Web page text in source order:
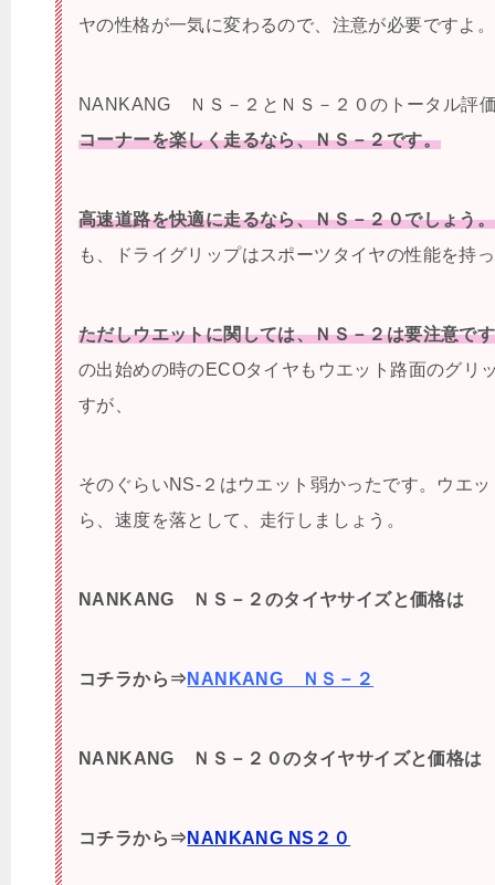
ヤの性格が一気に変わるので、注意が必要ですよ。
NANKANG ＮＳ－２とＮＳ－２０のトータル評
コーナーを楽しく走るなら、ＮＳ－２です。
高速道路を快適に走るなら、ＮＳ－２０でしょう。
も、ドライグリップはスポーツタイヤの性能を持
ただしウエットに関しては、ＮＳ－２は要注意で
の出始めの時のECOタイヤもウエット路面のグリ
すが、
そのぐらいNS-２はウエット弱かったです。ウエ
ら、速度を落として、走行しましょう。
NANKANG ＮＳ－２のタイヤサイズと価格は
コチラから⇒ NANKANG ＮＳ－２
NANKANG ＮＳ－２０のタイヤサイズと価格は
コチラから⇒ NANKANG NS２０